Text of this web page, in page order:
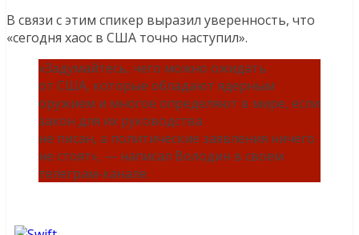
В связи с этим спикер выразил уверенность, что
«сегодня хаос в США точно наступил».
«Задумайтесь, чего можно ожидать
от США, которые обладают ядерным
оружием и многое определяют в мире, если
закон для их руководства
не писан, а политические заявления ничего
не стоят», — написал Володин в своем
телеграм-канале.